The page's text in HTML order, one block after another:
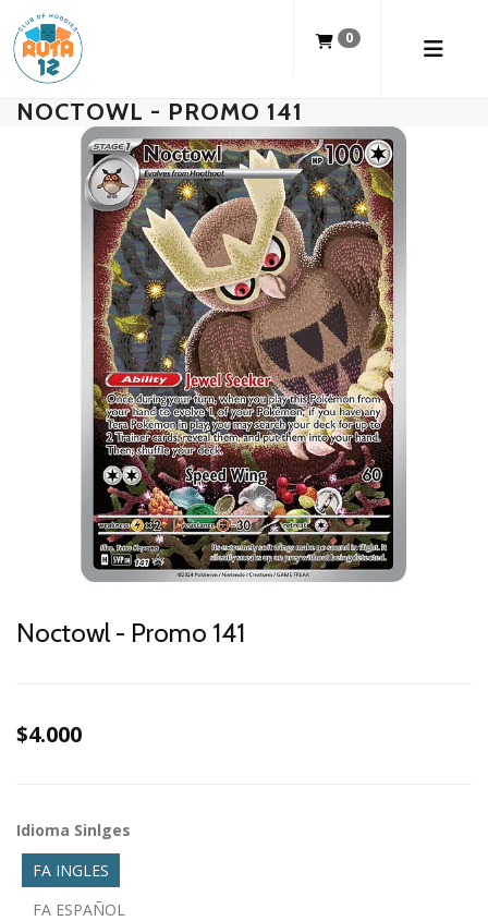
0
NOCTOWL - PROMO 141
Noctowl - Promo 141
$4.000
Idioma Sinlges
FA INGLES
FA ESPAÑOL